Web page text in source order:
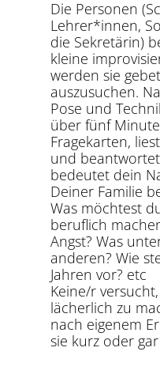
Die Personen
Lehrer*innen,
die Sekretärin)
kleine
werden sie
auszusuchen.
Pose und
über fünf
Fragekarten,
und
bedeutet dein
Deiner Familie
Was möchtest
beruflich
Angst? Was
anderen? Wie
Jahren vor? etc
Keine/r
lächerlich zu
nach eigenem
sie kurz oder